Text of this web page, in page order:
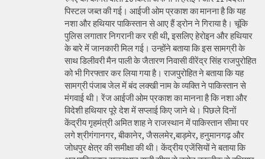
पिस्टल जब्त की गई। आईजी ओम प्रकाश का मानना है कि यह
नशा और हथियार पाकिस्तान से आए हैं ड्रोन ने गिराया है। चूंकि
पुलिस लगातार निगरानी कर रही थी, इसलिए हेरोइन और हथियार
के बारे में जानकारी मिल गई। उन्होंने बताया कि इस सामग्री के
साथ डिलीवरी मैन पाली के जैतारण निवासी वीरेंद्र सिंह राजपुरोहित
को भी गिरफ्तार कर लिया गया है। राजपुरोहित ने बताया कि यह
सामग्री पंजाब जेल में बंद लक्खी नाम के व्यक्ति ने पाकिस्तान से
मंगवाई थी। रेंज आईजी ओम प्रकाश का मानना है कि नशा और
विदेशी हथियार पूरे देश में सप्लाई किए जाने थे। पिछले दिनों
केंद्रीय गृहमंत्री अमित शाह ने राजस्थान में पाकिस्तान सीमा पर
लगे श्रीगंगानगर, बीकानेर, जैसलमेर,बाड़मेर, हनुमानगढ़ और
जोधपुर क्षेत्र की समीक्षा की थी। केंद्रीय एजेंसियों ने बताया कि